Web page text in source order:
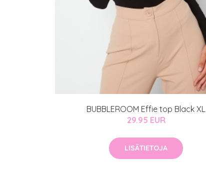
BUBBLEROOM Effie top Black XL
29.95 EUR
LISÄTIETOJA